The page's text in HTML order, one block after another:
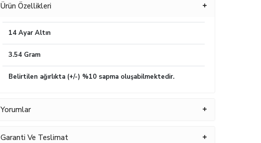
Ürün Özellikleri
14 Ayar Altın
3.54 Gram
Belirtilen ağırlıkta (+/-) %10 sapma oluşabilmektedir.
Yorumlar
Garanti Ve Teslimat